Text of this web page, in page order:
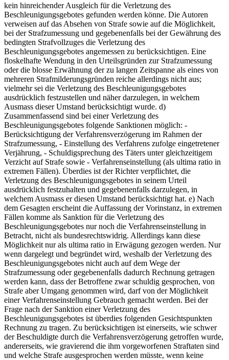
kein hinreichender Ausgleich für die Verletzung des
Beschleunigungsgebotes gefunden werden könne. Die Autoren
verweisen auf das Absehen von Strafe sowie auf die Möglichkeit,
bei der Strafzumessung und gegebenenfalls bei der Gewährung des
bedingten Strafvollzuges die Verletzung des
Beschleunigungsgebotes angemessen zu berücksichtigen. Eine
floskelhafte Wendung in den Urteilsgründen zur Strafzumessung
oder die blosse Erwähnung der zu langen Zeitspanne als eines von
mehreren Strafmilderungsgründen reiche allerdings nicht aus;
vielmehr sei die Verletzung des Beschleunigungsgebotes
ausdrücklich festzustellen und näher darzulegen, in welchem
Ausmass dieser Umstand berücksichtigt wurde. d)
Zusammenfassend sind bei einer Verletzung des
Beschleunigungsgebotes folgende Sanktionen möglich: -
Berücksichtigung der Verfahrensverzögerung im Rahmen der
Strafzumessung, - Einstellung des Verfahrens zufolge eingetretener
Verjährung, - Schuldigsprechung des Täters unter gleichzeitigem
Verzicht auf Strafe sowie - Verfahrenseinstellung (als ultima ratio in
extremen Fällen). Überdies ist der Richter verpflichtet, die
Verletzung des Beschleunigungsgebotes in seinem Urteil
ausdrücklich festzuhalten und gegebenenfalls darzulegen, in
welchem Ausmass er diesen Umstand berücksichtigt hat. e) Nach
dem Gesagten erscheint die Auffassung der Vorinstanz, in extremen
Fällen komme als Sanktion für die Verletzung des
Beschleunigungsgebotes nur noch die Verfahrenseinstellung in
Betracht, nicht als bundesrechtswidrig. Allerdings kann diese
Möglichkeit nur als ultima ratio in Erwägung gezogen werden. Nur
wenn dargelegt und begründet wird, weshalb der Verletzung des
Beschleunigungsgebotes nicht auch auf dem Wege der
Strafzumessung oder gegebenenfalls dadurch Rechnung getragen
werden kann, dass der Betroffene zwar schuldig gesprochen, von
Strafe aber Umgang genommen wird, darf von der Möglichkeit
einer Verfahrenseinstellung Gebrauch gemacht werden. Bei der
Frage nach der Sanktion einer Verletzung des
Beschleunigungsgebotes ist überdies folgenden Gesichtspunkten
Rechnung zu tragen. Zu berücksichtigen ist einerseits, wie schwer
der Beschuldigte durch die Verfahrensverzögerung getroffen wurde,
andererseits, wie gravierend die ihm vorgeworfenen Straftaten sind
und welche Strafe ausgesprochen werden müsste, wenn keine